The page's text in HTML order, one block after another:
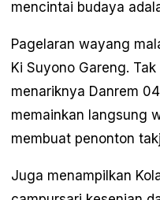
mencintai budaya
Pagelaran wayang
Ki Suyono Gareng.
menariknya Danrem
memainkan langsung
membuat penonton
Juga menampilkan